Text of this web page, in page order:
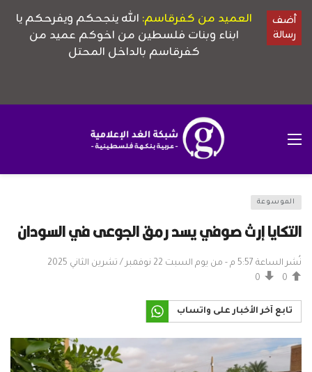
الموسوعة
التكايا إرث صوفي يسد رمق الجوعى في السودان
نُشر الساعة 5:57 م - من يوم السبت 22 نوفمبر / تشرين الثاني 2025
0
0
تابع آخر الأخبار على واتساب